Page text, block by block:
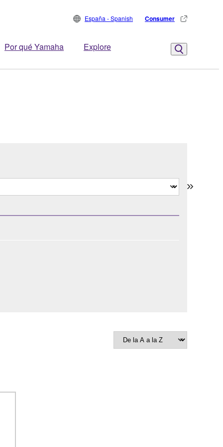
Por qué Yamaha Explore
España - Spanish Consumer